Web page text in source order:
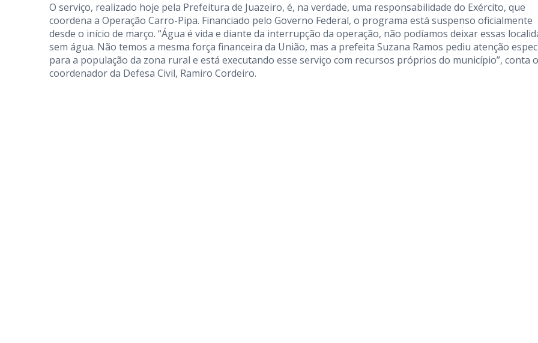
O serviço, realizado hoje pela Prefeitura de Juazeiro, é, na verdade, uma responsabilidade do Exército, que
coordena a Operação Carro-Pipa. Financiado pelo Governo Federal, o programa está suspenso oficialmente
desde o início de março. “Água é vida e diante da interrupção da operação, não podíamos deixar essas
sem água. Não temos a mesma força financeira da União, mas a prefeita Suzana Ramos pediu atenção
para a população da zona rural e está executando esse serviço com recursos próprios do município”, conta o
coordenador da Defesa Civil, Ramiro Cordeiro.